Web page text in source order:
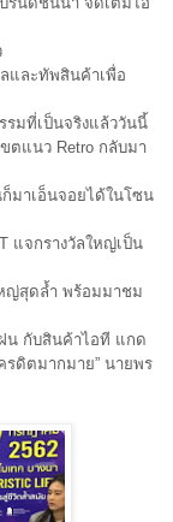
และทัพสินค้าเพื่อ
รมที่เป็นจริงแล้ววันนี้
ขตแนว Retro กลับมา
มาเอ็นจอยได้ในโซน
แจกรางวัลใหญ่เป็น
ญ่สุดล้ำ พร้อมมาชม
ฝน กับสินค้าไอที แกด
รดิตมากมาย” นายพร